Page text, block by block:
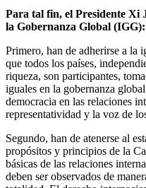
Para tal fin, el Presidente
la Gobernanza Global (IGG):
Primero, han de adherirse a la
que todos los países,
riqueza, son participantes,
iguales en la gobernanza
democracia en las relaciones
representatividad y la voz de
Segundo, han de atenerse al
propósitos y principios de la
básicas de las relaciones
deben ser observados de